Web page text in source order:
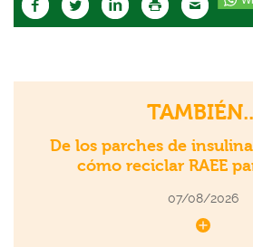
De los parches de
cómo reciclar RAEE
07/08/2026